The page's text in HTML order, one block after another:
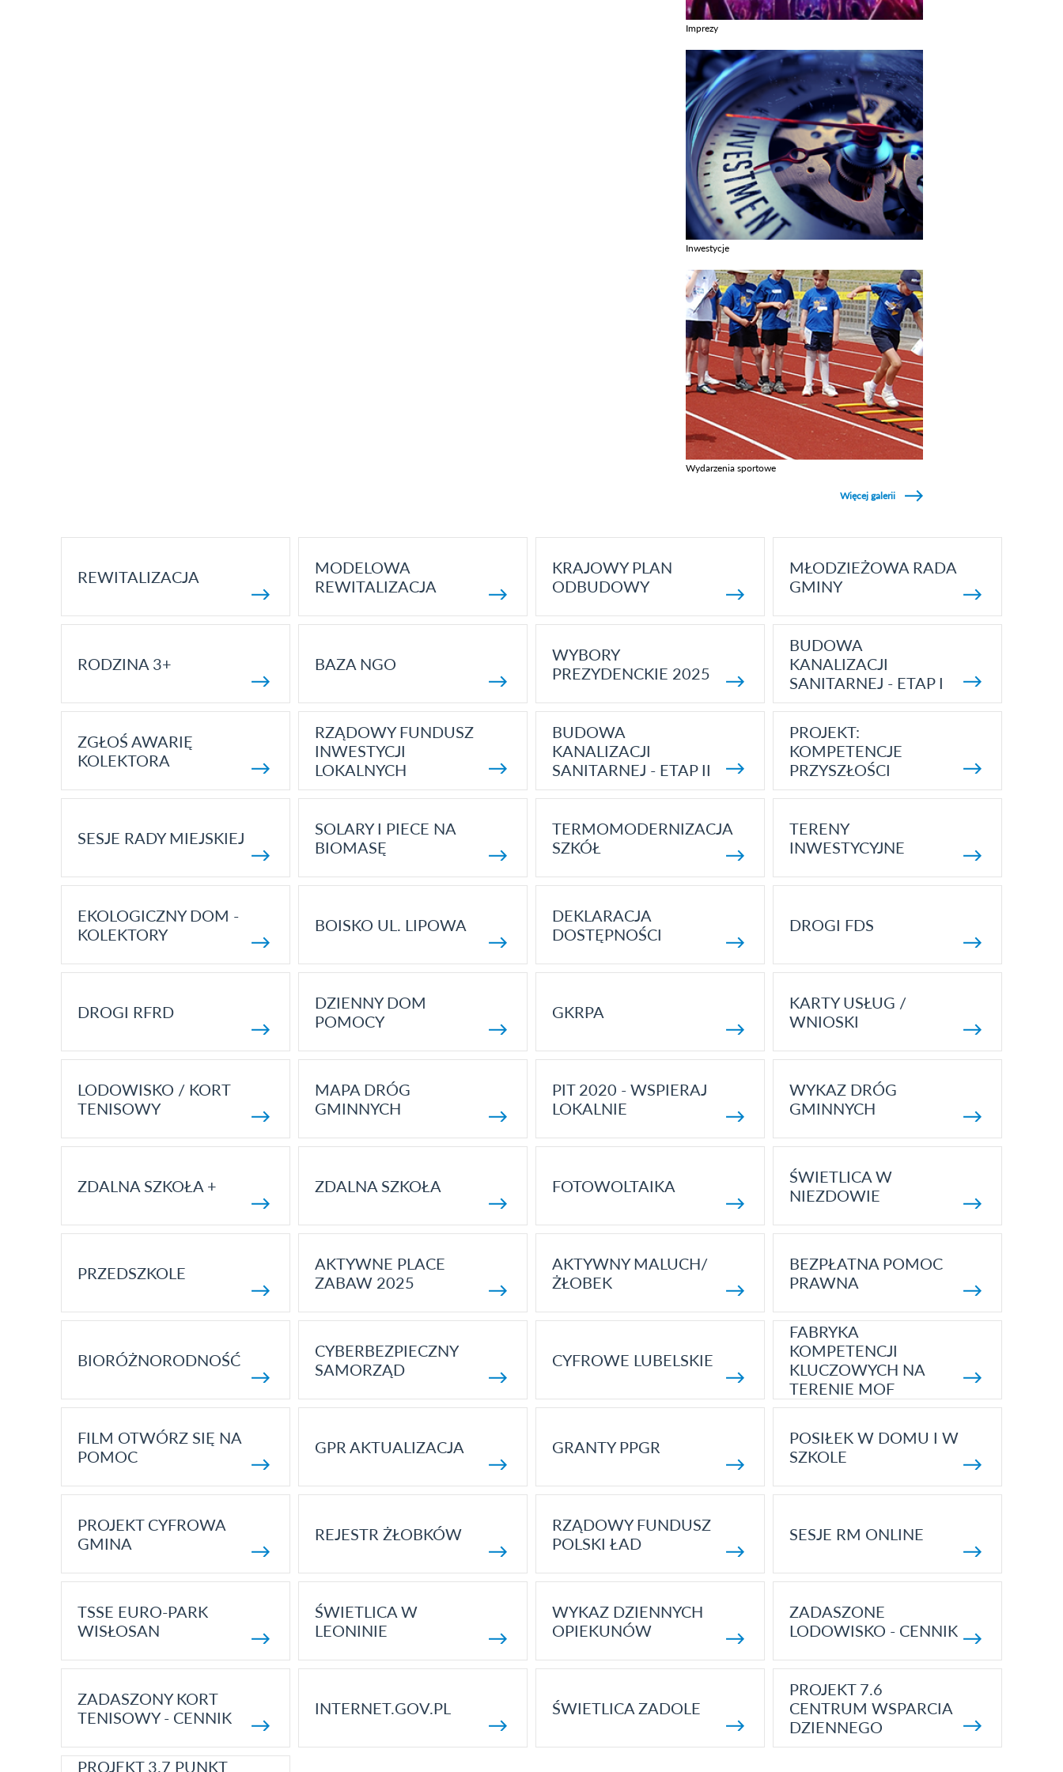
Imprezy
Inwestycje
Wydarzenia sportowe
Więcej galerii
REWITALIZACJA
MODELOWA
REWITALIZACJA
KRAJOWY PLAN
ODBUDOWY
MŁODZIEŻOWA RADA
GMINY
RODZINA 3+ BAZA NGO
WYBORY
PREZYDENCKIE 2025
BUDOWA
KANALIZACJI
SANITARNEJ - ETAP I
ZGŁOŚ AWARIĘ
KOLEKTORA
RZĄDOWY FUNDUSZ
INWESTYCJI
LOKALNYCH
BUDOWA
KANALIZACJI
SANITARNEJ - ETAP II
PROJEKT:
KOMPETENCJE
PRZYSZŁOŚCI
SESJE RADY MIEJSKIEJ
SOLARY I PIECE NA
BIOMASĘ
TERMOMODERNIZACJA
SZKÓŁ
TERENY
INWESTYCYJNE
EKOLOGICZNY DOM -
KOLEKTORY
BOISKO UL. LIPOWA
DEKLARACJA
DOSTĘPNOŚCI
DROGI FDS
DROGI RFRD
DZIENNY DOM
POMOCY
GKRPA
KARTY USŁUG /
WNIOSKI
LODOWISKO / KORT
TENISOWY
MAPA DRÓG
GMINNYCH
PIT 2020 - WSPIERAJ
LOKALNIE
WYKAZ DRÓG
GMINNYCH
ZDALNA SZKOŁA + ZDALNA SZKOŁA FOTOWOLTAIKA
ŚWIETLICA W
NIEZDOWIE
PRZEDSZKOLE
AKTYWNE PLACE
ZABAW 2025
AKTYWNY MALUCH/
ŻŁOBEK
BEZPŁATNA POMOC
PRAWNA
BIORÓŻNORODNOŚĆ
CYBERBEZPIECZNY
SAMORZĄD
CYFROWE LUBELSKIE
FABRYKA
KOMPETENCJI
KLUCZOWYCH NA
TERENIE MOF
FILM OTWÓRZ SIĘ NA
POMOC
GPR AKTUALIZACJA GRANTY PPGR
POSIŁEK W DOMU I W
SZKOLE
PROJEKT CYFROWA
GMINA
REJESTR ŻŁOBKÓW
RZĄDOWY FUNDUSZ
POLSKI ŁAD
SESJE RM ONLINE
TSSE EURO-PARK
WISŁOSAN
ŚWIETLICA W
LEONINIE
WYKAZ DZIENNYCH
OPIEKUNÓW
ZADASZONE
LODOWISKO - CENNIK
ZADASZONY KORT
TENISOWY - CENNIK
INTERNET.GOV.PL ŚWIETLICA ZADOLE
PROJEKT 7.6
CENTRUM WSPARCIA
DZIENNEGO
PROJEKT 3.7 PUNKT